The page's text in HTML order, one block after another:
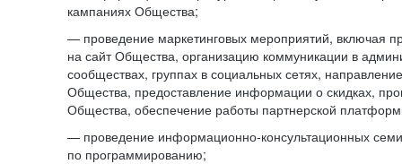
кампаниях Общества;
— проведение маркетинговых мероприятий, включая
на сайт Общества, организацию коммуникации в
сообществах, группах в социальных сетях,
Общества, предоставление информации о скидках,
Общества, обеспечение работы партнерской
— проведение информационно-консультационных
по программированию;